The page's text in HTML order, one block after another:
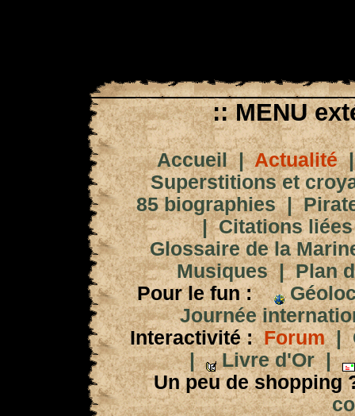
:: MENU
Accueil|Actualité
Superstitions et
85 biographies|
|Citations
Glossaire de la
Musiques|Plan
Pour le fun :
Journée
Interactivité : Forum|
|
Livre d'Or|
Un peu de shopping